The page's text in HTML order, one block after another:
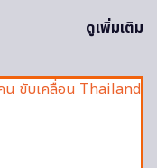
ดูเพิ่มเติม